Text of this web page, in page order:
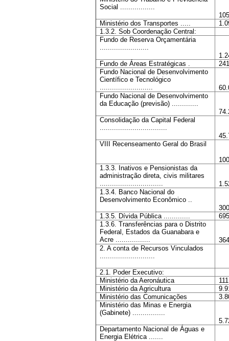
Social .................
Ministério dos Transportes .....
1.3.2. Sob Coordenação Central:
Fundo de Reserva Orçamentária
........................
Fundo de Áreas Estratégicas .
Fundo Nacional de Desenvolvimento
Científico e Tecnológico
..........................
Fundo Nacional de Desenvolvimento
da Educação (previsão) .............
Consolidação da Capital Federal
.................................
VIII Recenseamento Geral do Brasil
1.3.3. Inativos e Pensionistas da
administração direta, civis militares
...............................
1.3.4. Banco Nacional do
Desenvolvimento Econômico ..
1.3.5. Dívida Pública .............
1.3.6. Transferências para o Distrito
Federal, Estados da Guanabara e
Acre .................
2. A conta de Recursos Vinculados
...........................
2.1. Poder Executivo:
Ministério da Aeronáutica
Ministério da Agricultura
Ministério das Comunicações
Ministério das Minas e Energia
(Gabinete) ................
Departamento Nacional de Águas e
Energia Elétrica .......